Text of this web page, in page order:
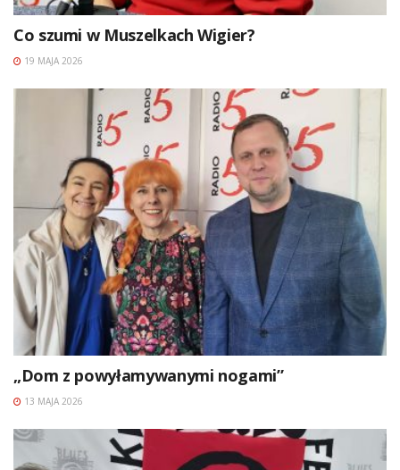
Co szumi w Muszelkach Wigier?
19 MAJA 2026
„Dom z powyłamywanymi nogami”
13 MAJA 2026